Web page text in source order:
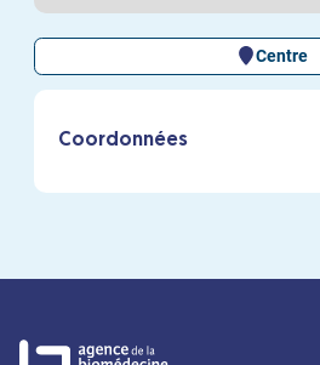
Centre
Coordonnées